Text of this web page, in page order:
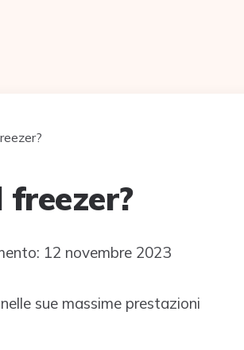
12 novembre 2023
sue massime prestazioni